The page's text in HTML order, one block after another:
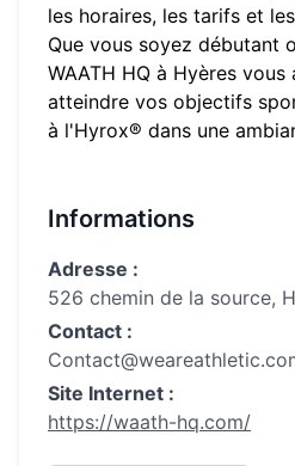
les horaires, les tarifs et
Que vous soyez débutant
WAATH HQ à Hyères vous
atteindre vos objectifs
à l'Hyrox® dans une
Informations
Adresse :
526 chemin de la source,
Contact :
Site Internet :
https://waath-hq.com/